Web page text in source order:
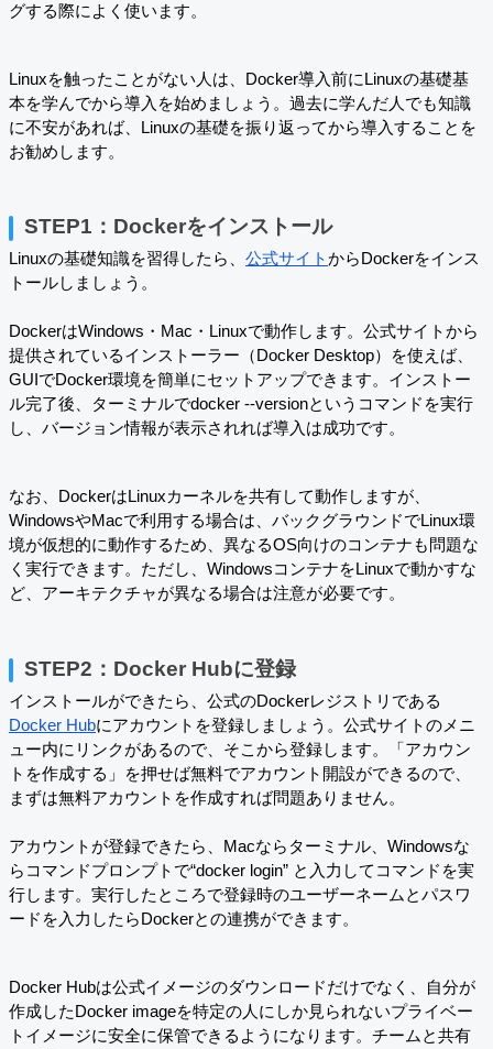
グする際によく使います。
Linuxを触ったことがない人は、Docker導入前にLinuxの基礎基
本を学んでから導入を始めましょう。過去に学んだ人でも知識
に不安があれば、Linuxの基礎を振り返ってから導入することを
お勧めします。
STEP1：Dockerをインストール
Linuxの基礎知識を習得したら、 公式サイトからDockerをインス
トールしましょう。
DockerはWindows・Mac・Linuxで動作します。公式サイトから
提供されているインストーラー（Docker Desktop）を使えば、
GUIでDocker環境を簡単にセットアップできます。インストー
ル完了後、ターミナルでdocker --versionというコマンドを実行
し、バージョン情報が表示されれば導入は成功です。
なお、DockerはLinuxカーネルを共有して動作しますが、
WindowsやMacで利用する場合は、バックグラウンドでLinux環
境が仮想的に動作するため、異なるOS向けのコンテナも問題な
く実行できます。ただし、WindowsコンテナをLinuxで動かすな
ど、アーキテクチャが異なる場合は注意が必要です。
STEP2：Docker Hubに登録
インストールができたら、公式のDockerレジストリである
Docker Hubにアカウントを登録しましょう。公式サイトのメニ
ュー内にリンクがあるので、そこから登録します。「アカウン
トを作成する」を押せば無料でアカウント開設ができるので、
まずは無料アカウントを作成すれば問題ありません。
アカウントが登録できたら、Macならターミナル、Windowsな
らコマンドプロンプトで“docker login” と入力してコマンドを実
行します。実行したところで登録時のユーザーネームとパスワ
ードを入力したらDockerとの連携ができます。
Docker Hubは公式イメージのダウンロードだけでなく、自分が
作成したDocker imageを特定の人にしか見られないプライベー
トイメージに安全に保管できるようになります。チームと共有